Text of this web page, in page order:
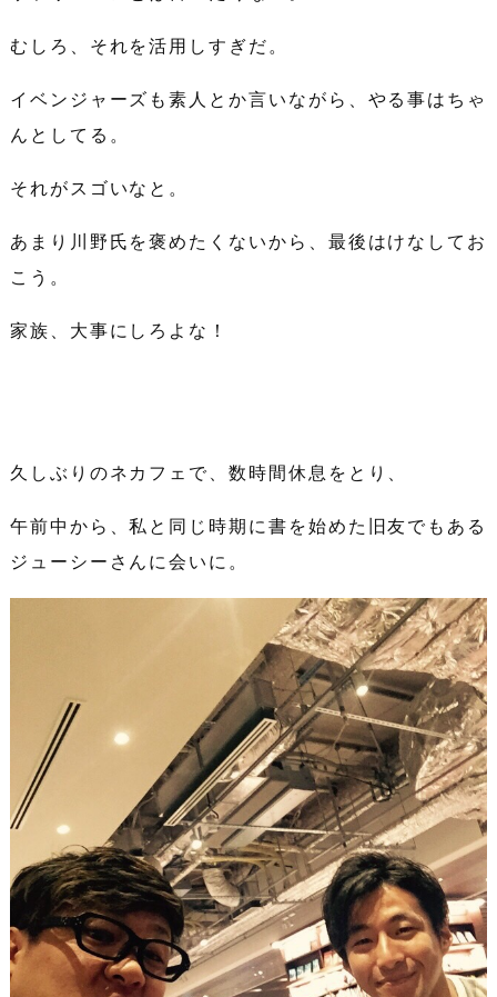
むしろ、それを活用しすぎだ。
イベンジャーズも素人とか言いながら、やる事はちゃ
んとしてる。
それがスゴいなと。
あまり川野氏を褒めたくないから、最後はけなしてお
こう。
家族、大事にしろよな！
久しぶりのネカフェで、数時間休息をとり、
午前中から、私と同じ時期に書を始めた旧友でもある
ジューシーさんに会いに。